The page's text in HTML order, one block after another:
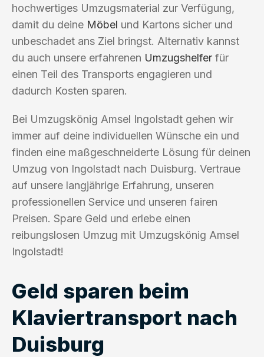
hochwertiges Umzugsmaterial zur Verfügung,
damit du deine Möbel und Kartons sicher und
unbeschadet ans Ziel bringst. Alternativ kannst
du auch unsere erfahrenen Umzugshelfer für
einen Teil des Transports engagieren und
dadurch Kosten sparen.
Bei Umzugskönig Amsel Ingolstadt gehen wir
immer auf deine individuellen Wünsche ein und
finden eine maßgeschneiderte Lösung für deinen
Umzug von Ingolstadt nach Duisburg. Vertraue
auf unsere langjährige Erfahrung, unseren
professionellen Service und unseren fairen
Preisen. Spare Geld und erlebe einen
reibungslosen Umzug mit Umzugskönig Amsel
Ingolstadt!
Geld sparen beim
Klaviertransport nach
Duisburg